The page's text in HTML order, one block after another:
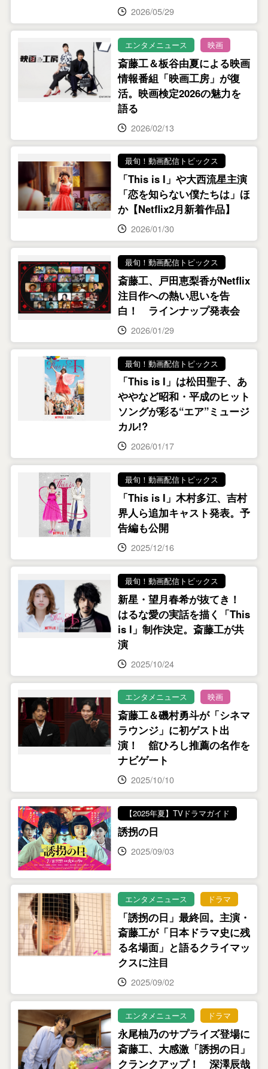
2026/05/29
エンタメニュース 映画
斎藤工＆板谷由夏による映画
情報番組「映画工房」が復
活。映画検定2026の魅力を
語る
2026/02/13
最旬！動画配信トピックス
「This is I」や大西流星主演
「恋を知らない僕たちは」ほ
か【Netflix2月新着作品】
2026/01/30
最旬！動画配信トピックス
斎藤工、戸田恵梨香がNetflix
注目作への熱い思いを告
白！ ラインナップ発表会
2026/01/29
最旬！動画配信トピックス
「This is I」は松田聖子、あ
ややなど昭和・平成のヒット
ソングが彩る“エア”ミュージ
カル!?
2026/01/17
最旬！動画配信トピックス
「This is I」木村多江、吉村
界人ら追加キャスト発表。予
告編も公開
2025/12/16
最旬！動画配信トピックス
新星・望月春希が抜てき！
はるな愛の実話を描く「This
is I」制作決定。斎藤工が共
演
2025/10/24
エンタメニュース 映画
斎藤工＆磯村勇斗が「シネマ
ラウンジ」に初ゲスト出
演！ 舘ひろし推薦の名作を
ナビゲート
2025/10/10
【2025年夏】TVドラマガイド
誘拐の日
2025/09/03
エンタメニュース ドラマ
「誘拐の日」最終回。主演・
斎藤工が「日本ドラマ史に残
る名場面」と語るクライマッ
クスに注目
2025/09/02
エンタメニュース ドラマ
永尾柚乃のサプライズ登場に
斎藤工、大感激「誘拐の日」
クランクアップ！ 深澤辰哉